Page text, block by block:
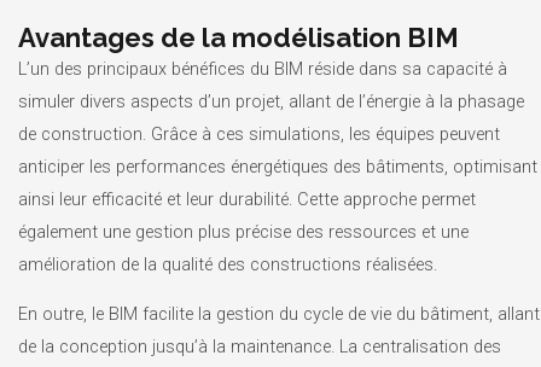
Avantages de la modélisation BIM
L’un des principaux bénéfices du BIM réside dans sa capacité à
simuler divers aspects d’un projet, allant de l’énergie à la phasage
de construction. Grâce à ces simulations, les équipes peuvent
anticiper les performances énergétiques des bâtiments, optimisant
ainsi leur efficacité et leur durabilité. Cette approche permet
également une gestion plus précise des ressources et une
amélioration de la qualité des constructions réalisées.
En outre, le BIM facilite la gestion du cycle de vie du bâtiment, allant
de la conception jusqu’à la maintenance. La centralisation des